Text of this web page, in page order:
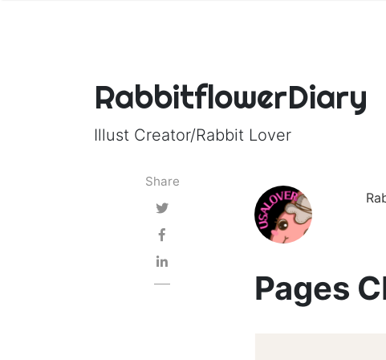
RabbitflowerDiary
Illust Creator/Rabbit Lover
Share
Pages